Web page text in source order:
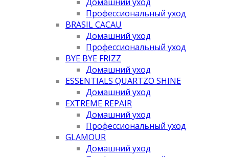
Профессиональный уход
BRASIL CACAU
Домашний уход
Профессиональный уход
BYE BYE FRIZZ
Домашний уход
ESSENTIALS QUARTZO SHINE
Домашний уход
EXTREME REPAIR
Домашний уход
Профессиональный уход
GLAMOUR
Домашний уход